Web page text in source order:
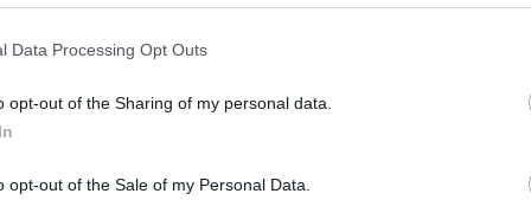
Data Processing Opt Outs
opt-out of the Sharing of my personal data.
opt-out of the Sale of my Personal Data.